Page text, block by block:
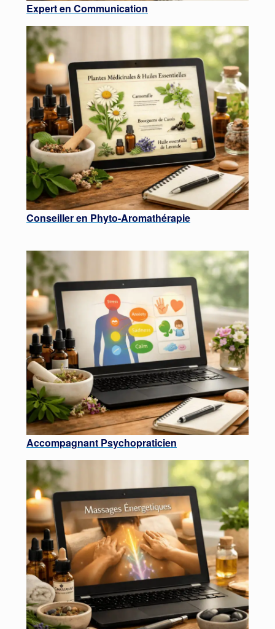
Expert en Communication
Conseiller en Phyto-Aromathérapie
Accompagnant Psychopraticien